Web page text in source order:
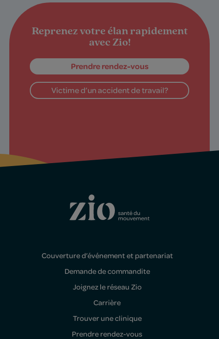
Reprenez votre élan rapidement
avec Zio!
Prendre rendez-vous
Victime d’un accident de travail?
Couverture d’événement et partenariat
Demande de commandite
Joignez le réseau Zio
Carrière
Trouver une clinique
Prendre rendez-vous